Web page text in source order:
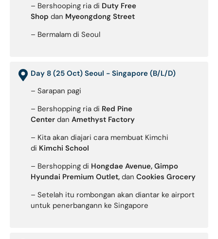
– Bershooping ria di Duty Free
Shop dan Myeongdong Street
– Bermalam di Seoul
Day 8 (25 Oct) Seoul - Singapore (B/L/D)
– Sarapan pagi
– Bershopping ria di Red Pine
Center dan Amethyst Factory
– Kita akan diajari cara membuat Kimchi
di Kimchi School
– Bershopping di Hongdae Avenue, Gimpo
Hyundai Premium Outlet, dan Cookies Grocery
– Setelah itu rombongan akan diantar ke airport
untuk penerbangann ke Singapore